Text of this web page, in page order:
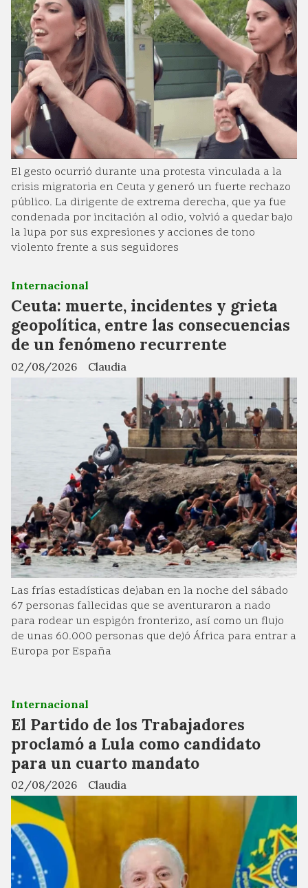
El gesto ocurrió durante una protesta vinculada a la
crisis migratoria en Ceuta y generó un fuerte rechazo
público. La dirigente de extrema derecha, que ya fue
condenada por incitación al odio, volvió a quedar bajo
la lupa por sus expresiones y acciones de tono
violento frente a sus seguidores
Ceuta: muerte, incidentes y grieta
geopolítica, entre las consecuencias
de un fenómeno recurrente
Claudia
Internacional
02/08/2026
Las frías estadísticas dejaban en la noche del sábado
67 personas fallecidas que se aventuraron a nado
para rodear un espigón fronterizo, así como un flujo
de unas 60.000 personas que dejó África para entrar a
Europa por España
El Partido de los Trabajadores
proclamó a Lula como candidato
para un cuarto mandato
Claudia
Internacional
02/08/2026